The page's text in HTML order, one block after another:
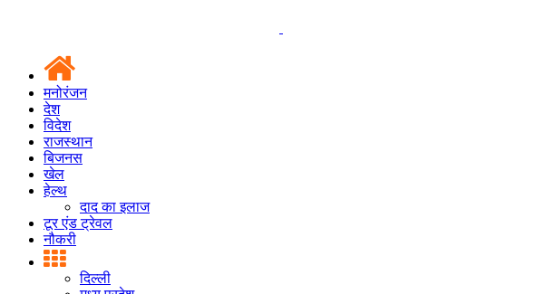
मनोरंजन
देश
विदेश
राजस्थान
बिजनस
खेल
हेल्थ
दाद का इलाज
टूर एंड ट्रेवल
नौकरी
दिल्ली